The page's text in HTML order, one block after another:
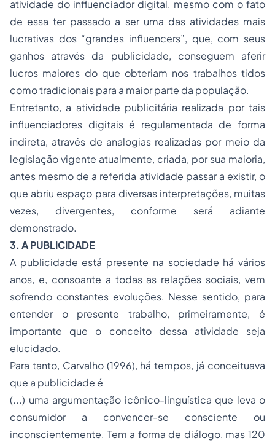
atividade do influenciador digital, mesmo com o fato
de essa ter passado a ser uma das atividades mais
lucrativas dos “grandes influencers”, que, com seus
ganhos através da publicidade, conseguem aferir
lucros maiores do que obteriam nos trabalhos tidos
como tradicionais para a maior parte da população.
Entretanto, a atividade publicitária realizada por tais
influenciadores digitais é regulamentada de forma
indireta, através de analogias realizadas por meio da
legislação vigente atualmente, criada, por sua maioria,
antes mesmo de a referida atividade passar a existir, o
que abriu espaço para diversas interpretações, muitas
vezes, divergentes, conforme será adiante
demonstrado.
3. A PUBLICIDADE
A publicidade está presente na sociedade há vários
anos, e, consoante a todas as relações sociais, vem
sofrendo constantes evoluções. Nesse sentido, para
entender o presente trabalho, primeiramente, é
importante que o conceito dessa atividade seja
elucidado.
Para tanto, Carvalho (1996), há tempos, já conceituava
que a publicidade é
(...) uma argumentação icônico-linguística que leva o
consumidor a convencer-se consciente ou
inconscientemente. Tem a forma de diálogo, mas 120